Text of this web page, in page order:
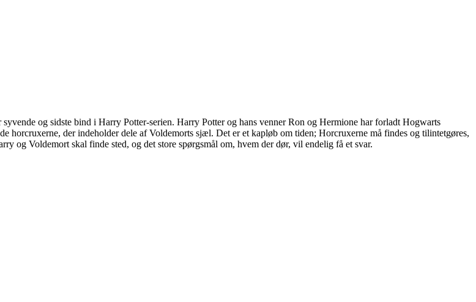
og sidste bind i Harry Potter-serien. Harry Potter og hans venner Ron og Hermione har forladt Hogwarts
horcruxerne, der indeholder dele af Voldemorts sjæl. Det er et kapløb om tiden; Horcruxerne må findes og tilintetgøres,
og Voldemort skal finde sted, og det store spørgsmål om, hvem der dør, vil endelig få et svar.